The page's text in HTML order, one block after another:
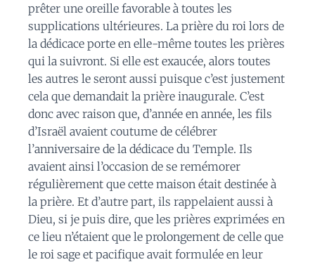
prêter une oreille favorable à toutes les
supplications ultérieures. La prière du roi lors de
la dédicace porte en elle-même toutes les prières
qui la suivront. Si elle est exaucée, alors toutes
les autres le seront aussi puisque c’est justement
cela que demandait la prière inaugurale. C’est
donc avec raison que, d’année en année, les fils
d’Israël avaient coutume de célébrer
l’anniversaire de la dédicace du Temple. Ils
avaient ainsi l’occasion de se remémorer
régulièrement que cette maison était destinée à
la prière. Et d’autre part, ils rappelaient aussi à
Dieu, si je puis dire, que les prières exprimées en
ce lieu n’étaient que le prolongement de celle que
le roi sage et pacifique avait formulée en leur